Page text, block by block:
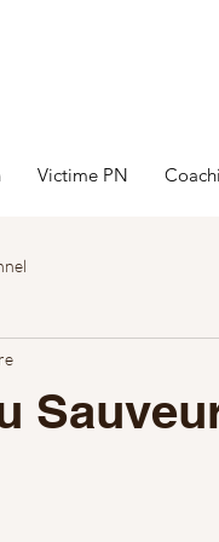
Victime PN